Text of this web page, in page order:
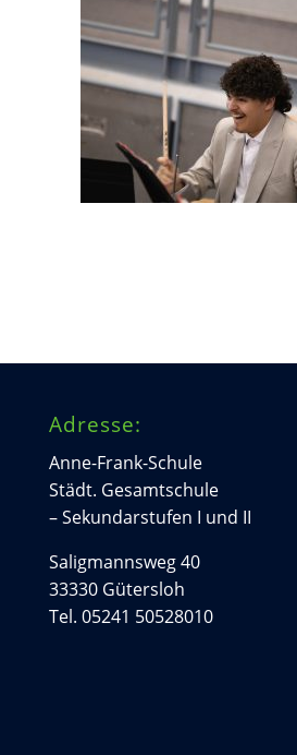
Adresse:
Anne-Frank-Schule
Städt. Gesamtschule
– Sekundarstufen I und II
Saligmannsweg 40
33330 Gütersloh
Tel. 05241 50528010